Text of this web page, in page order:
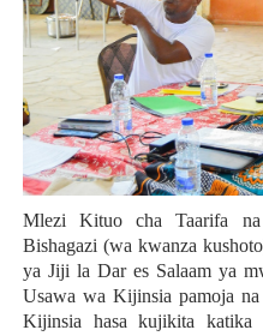
Mlezi Kituo cha Taarifa na
Bishagazi (wa kwanza
ya Jiji la Dar es Salaam ya
Usawa wa Kijinsia pamoja
Kijinsia hasa kujikita katika